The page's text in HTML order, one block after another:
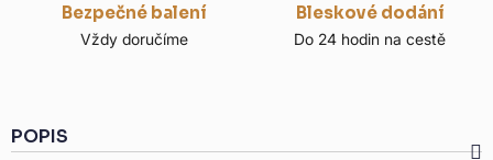
Bezpečné balení
Vždy doručíme
Bleskové dodání
Do 24 hodin na cestě
POPIS